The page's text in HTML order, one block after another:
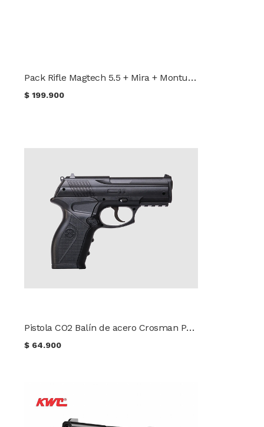
Pack Rifle Magtech 5.5 + Mira + Monturas + Bolso
$199.900
Pistola CO2 Balín de acero Crosman Phantom C11
$ 64.900